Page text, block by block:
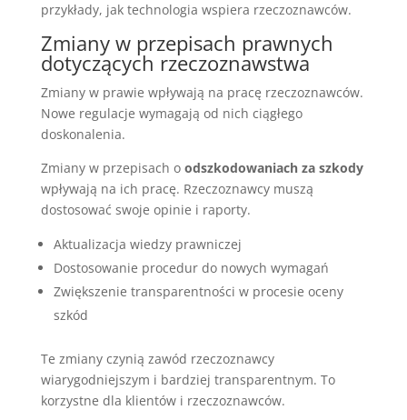
przykłady, jak technologia wspiera rzeczoznawców.
Zmiany w przepisach prawnych
dotyczących rzeczoznawstwa
Zmiany w prawie wpływają na pracę rzeczoznawców.
Nowe regulacje wymagają od nich ciągłego
doskonalenia.
Zmiany w przepisach o odszkodowaniach za szkody
wpływają na ich pracę. Rzeczoznawcy muszą
dostosować swoje opinie i raporty.
Aktualizacja wiedzy prawniczej
Dostosowanie procedur do nowych wymagań
Zwiększenie transparentności w procesie oceny
szkód
Te zmiany czynią zawód rzeczoznawcy
wiarygodniejszym i bardziej transparentnym. To
korzystne dla klientów i rzeczoznawców.